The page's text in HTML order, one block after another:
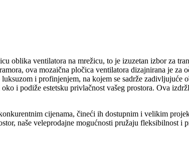
oblika ventilatora na mrežicu, to je izuzetan izbor za
ova mozaična pločica ventilatora dizajnirana je za
i profinjenjem, na kojem se sadrže
i podiže estetsku privlačnost vašeg prostora. Ova
cijenama, čineći ih dostupnim i velikim
naše veleprodajne mogućnosti pružaju fleksibilnost i